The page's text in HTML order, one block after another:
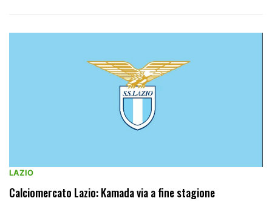
LAZIO
Calciomercato Lazio: Kamada via a fine stagione